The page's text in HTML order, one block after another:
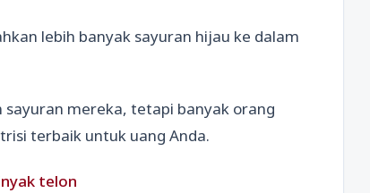
lebih banyak sayuran hijau ke dalam
mereka, tetapi banyak orang
terbaik untuk uang Anda.
telon